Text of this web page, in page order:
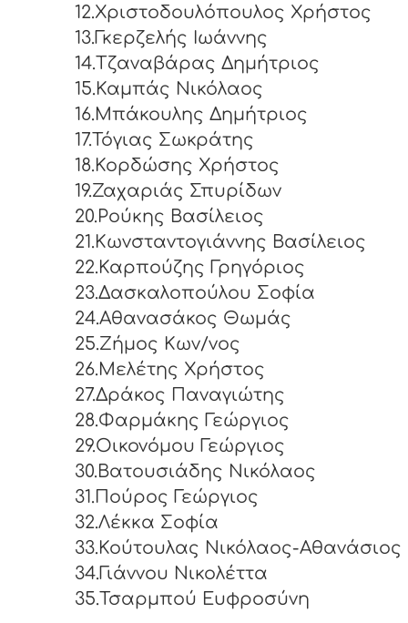
12.Χριστοδουλόπουλος Χρήστος
13.Γκερζελής Ιωάννης
14.Τζαναβάρας Δημήτριος
15.Καμπάς Νικόλαος
16.Μπάκουλης Δημήτριος
17.Τόγιας Σωκράτης
18.Κορδώσης Χρήστος
19.Ζαχαριάς Σπυρίδων
20.Ρούκης Βασίλειος
21.Κωνσταντογιάννης Βασίλειος
22.Καρπούζης Γρηγόριος
23.Δασκαλοπούλου Σοφία
24.Αθανασάκος Θωμάς
25.Ζήμος Κων/νος
26.Μελέτης Χρήστος
27.Δράκος Παναγιώτης
28.Φαρμάκης Γεώργιος
29.Οικονόμου Γεώργιος
30.Βατουσιάδης Νικόλαος
31.Πούρος Γεώργιος
32.Λέκκα Σοφία
33.Κούτουλας Νικόλαος-Αθανάσιος
34.Γιάννου Νικολέττα
35.Τσαρμπού Ευφροσύνη